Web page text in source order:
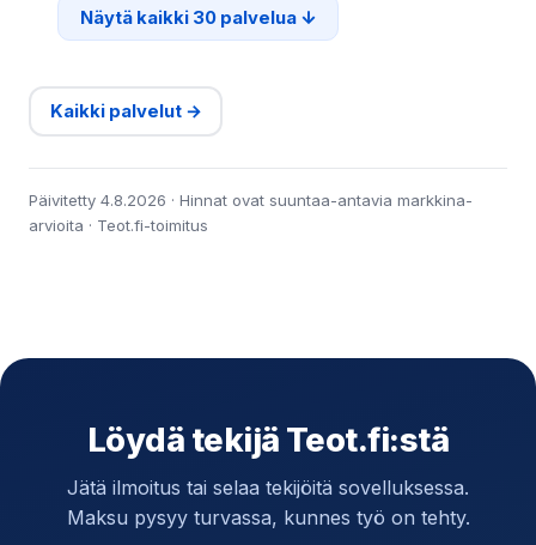
Näytä kaikki 30 palvelua
Kaikki palvelut →
Päivitetty 4.8.2026 · Hinnat ovat suuntaa-antavia markkina-
arvioita · Teot.fi-toimitus
Löydä tekijä Teot.fi:stä
Jätä ilmoitus tai selaa tekijöitä sovelluksessa.
Maksu pysyy turvassa, kunnes työ on tehty.